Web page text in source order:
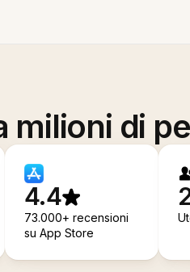
milioni di
4.4
73.000+ recensioni
su App Store